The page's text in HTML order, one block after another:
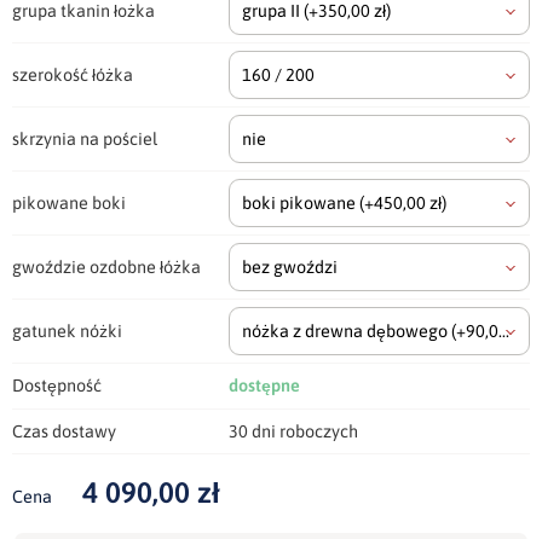
grupa tkanin łożka grupa II (+350,00 zł)
szerokość łóżka 160 / 200
skrzynia na pościel nie
pikowane boki boki pikowane (+450,00 zł)
gwoździe ozdobne łóżka bez gwoździ
gatunek nóżki nóżka z drewna dębowego(+90,00 zł)
Dostępność dostępne
Czas dostawy 30 dni roboczych
Cena 4 090,00 zł